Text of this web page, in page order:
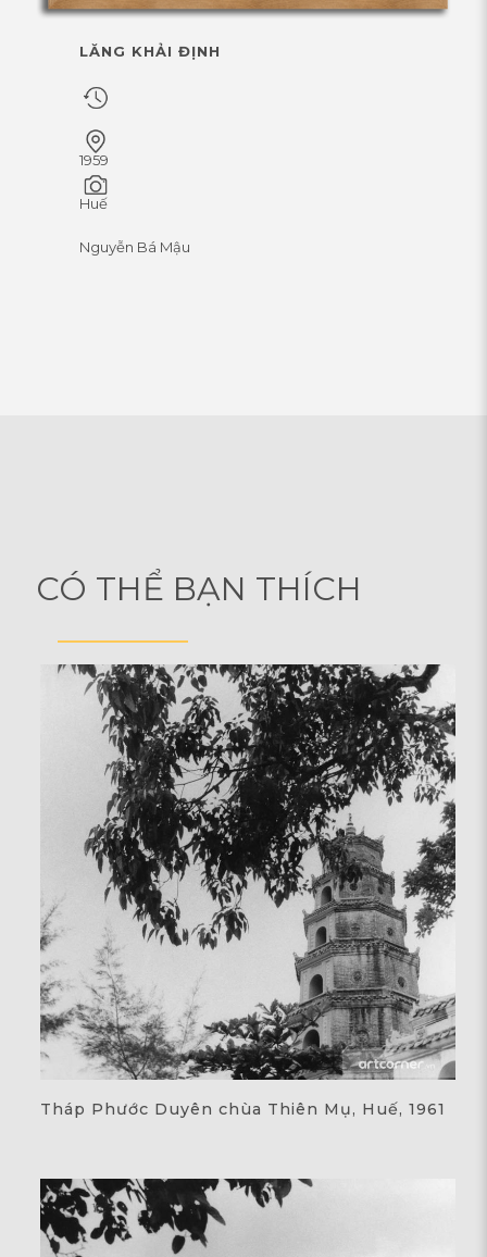
LĂNG KHẢI ĐỊNH
1959
Huế
Nguyễn Bá Mậu
CÓ THỂ BẠN THÍCH
Tháp Phước Duyên chùa Thiên Mụ, Huế, 1961